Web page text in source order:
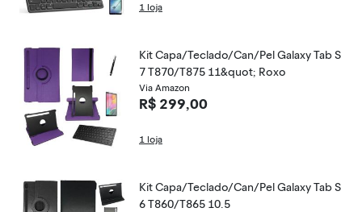
1 loja
Kit Capa/Teclado/Can/Pel Galaxy Tab S
7 T870/T875 11&quot; Roxo
Via Amazon
R$ 299,00
1 loja
Kit Capa/Teclado/Can/Pel Galaxy Tab S
6 T860/T865 10.5